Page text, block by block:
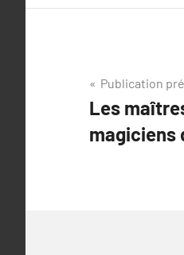
de
l’article
Publication
Les
magiciens